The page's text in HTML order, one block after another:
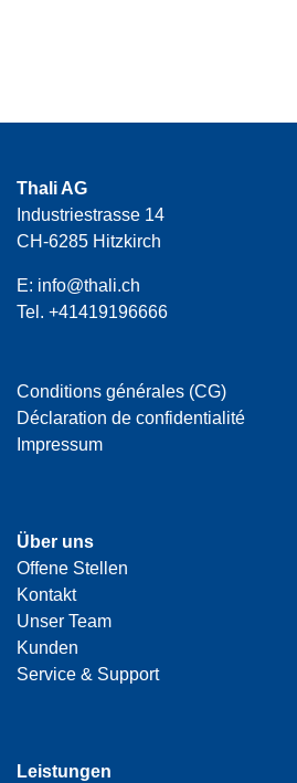
Thali AG
Industriestrasse 14
CH-6285 Hitzkirch
E: info@thali.ch
Tel. +41419196666
Conditions générales (CG)
Déclaration de confidentialité
Impressum
Über uns
Offene Stellen
Kontakt
Unser Team
Kunden
Service & Support
Leistungen